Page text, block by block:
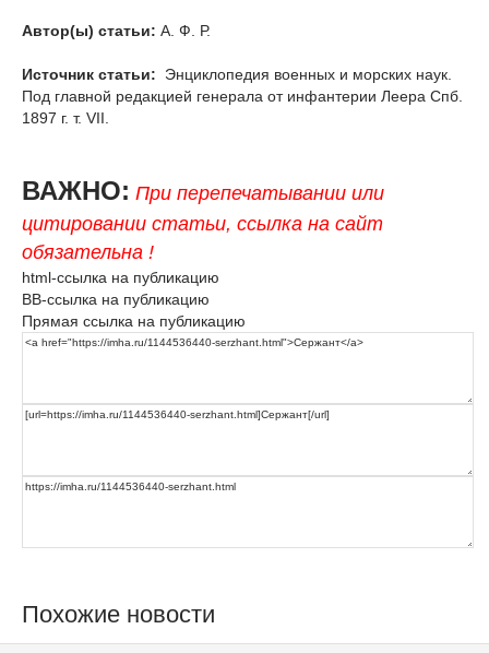
Автор(ы) статьи: А. Ф. Р.
Источник статьи:
Энциклопедия военных и морских наук.
Под главной редакцией генерала от инфантерии Леера Спб.
1897 г. т. VII.
ВАЖНО: При перепечатывании или
цитировании статьи, ссылка на сайт
обязательна !
html-ссылка на публикацию
BB-ссылка на публикацию
Прямая ссылка на публикацию
Похожие новости